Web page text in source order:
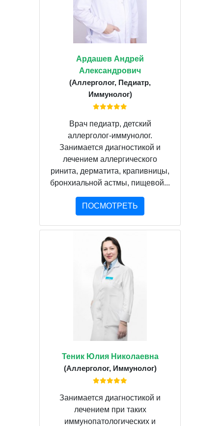
Ардашев Андрей
Александрович
(Аллерголог, Педиатр,
Иммунолог)
Врач педиатр, детский
аллерголог-иммунолог.
Занимается диагностикой и
лечением аллергического
ринита, дерматита, крапивницы,
бронхиальной астмы, пищевой...
ПОСМОТРЕТЬ
Теник Юлия Николаевна
(Аллерголог, Иммунолог)
Занимается диагностикой и
лечением при таких
иммунопатологических и